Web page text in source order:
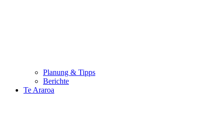
Planung & Tipps
Berichte
Te Araroa